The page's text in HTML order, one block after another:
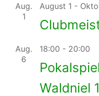
Aug.
1
August 1 -
Aug.
6
18:00 - 20:00
Waldniel